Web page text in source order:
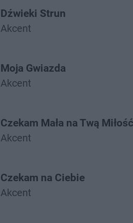
Dźwieki Strun
Akcent
Moja Gwiazda
Akcent
Czekam Mała na Twą Miłość
Akcent
Czekam na Ciebie
Akcent